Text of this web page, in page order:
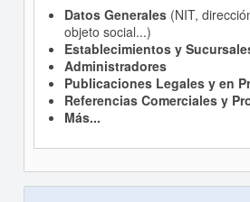
Datos Generales(NIT,
objeto social...)
Establecimientos y
Administradores
Publicaciones Legales y en
Referencias Comerciales y
Más...